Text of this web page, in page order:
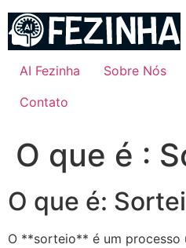
para
conteúdo
AI Fezinha Sobre Nós
Contato
O que é :
O que é:
O **sorteio** é um processo